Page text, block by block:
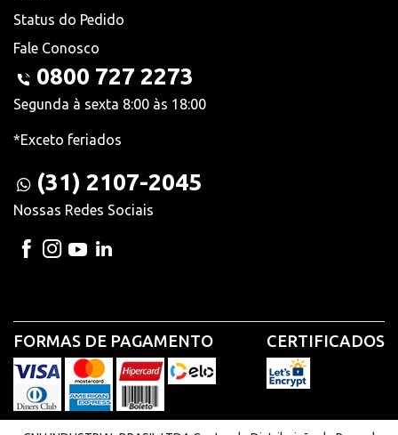
Status do Pedido
Fale Conosco
0800 727 2273
Segunda à sexta 8:00 às 18:00
*Exceto feriados
(31) 2107-2045
Nossas Redes Sociais
FORMAS DE PAGAMENTO CERTIFICADOS